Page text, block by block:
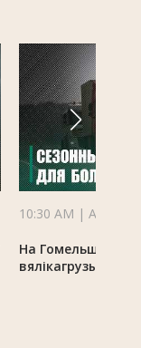
10:30 AM | August 7
На Гомельшчыне
вялікагрузы з-за